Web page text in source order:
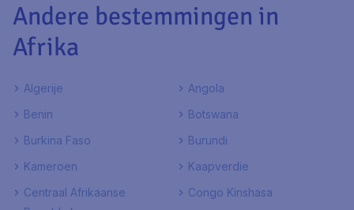
Andere bestemmingen in
Afrika
Algerije
Angola
Benin
Botswana
Burkina Faso
Burundi
Kameroen
Kaapverdie
Centraal Afrikaanse
Congo Kinshasa